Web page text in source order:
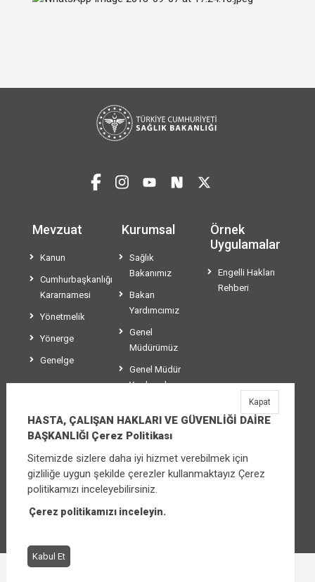
Mevzuat
Kanun
Cumhurbaşkanlığı
Kararnamesi
Yönetmelik
Yönerge
Genelge
Kurumsal
Sağlık
Bakanımız
Bakan
Yardımcımız
Genel
Müdürümüz
Genel Müdür
Yardımcılarımız
Örnek
Uygulamalar
Engelli Hakları
Rehberi
HASTA, ÇALIŞAN HAKLARI VE GÜVENLİĞİ
DAİRE BAŞKANLIĞI
Üniversiteler Mahallesi Şehit Mehmet Bayraktar
Caddesi No:3 Çankaya/Ankara
HASTA, ÇALIŞAN HAKLARI VE GÜVENLİĞİ DAİRE
BAŞKANLIĞI Çerez Politikası
Sitemizde sizlere daha iyi hizmet verebilmek için
gizliliğe uygun şekilde çerezler kullanmaktayız Çerez
politikamızı inceleyebilirsiniz.
Çerez politikamızı inceleyin.
Kabul Et
Kapat